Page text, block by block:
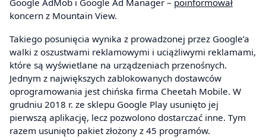
koncern z Mountain View.
Takiego posunięcia wynika z prowadzonej przez Google’a
walki z oszustwami reklamowymi i uciążliwymi reklamami,
które są wyświetlane na urządzeniach przenośnych.
Jednym z największych zablokowanych dostawców
oprogramowania jest chińska firma Cheetah Mobile. W
grudniu 2018 r. ze sklepu Google Play usunięto jej
pierwszą aplikację, lecz pozwolono dostarczać inne. Tym
razem usunięto pakiet złożony z 45 programów.